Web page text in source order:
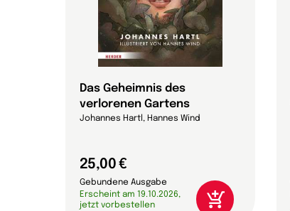
Das Geheimnis des
verlorenen Gartens
Johannes Hartl, Hannes Wind
25,00 €
Gebundene Ausgabe
Erscheint am 19.10.2026,
jetzt vorbestellen